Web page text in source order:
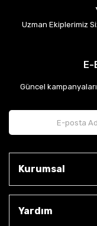
Uzman Ekiplerimiz
E-
Güncel
Kurumsal
Yardım